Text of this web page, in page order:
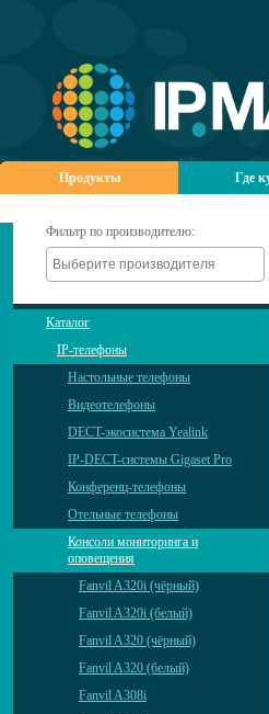
Продукты Где
Фильтр по производителю:
Каталог
IP-телефоны
Настольные телефоны
Видеотелефоны
DECT-экосистема Yealink
IP-DECT-системы Gigaset Pro
Конференц-телефоны
Отельные телефоны
Консоли мониторинга и
оповещения
Fanvil A320i (чёрный)
Fanvil A320i (белый)
Fanvil A320 (чёрный)
Fanvil A320 (белый)
Fanvil A308i